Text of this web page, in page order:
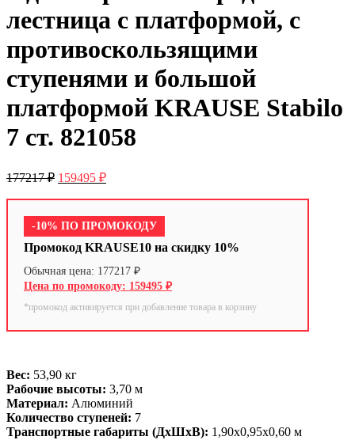
лестница с платформой, с
противоскользящими
ступенями и большой
платформой KRAUSE Stabilo
7 ст. 821058
177217₽ 159495 ₽
-10% ПО ПРОМОКОДУ
Промокод KRAUSE10 на скидку 10%
177217 ₽
159495 ₽
*промокод активируется при добавление товара в корзину
Вес: 53,90 кг
Рабочие высоты: 3,70 м
Материал: Алюминий
Количество ступеней: 7
Транспортные габариты (ДхШхВ): 1,90х0,95х0,60 м